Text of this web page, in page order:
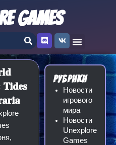
Games
D
i
s
c
o
r
V
k
Tides
Рубрики
Новости
игрового
мира
Новости
Unexplore
Games